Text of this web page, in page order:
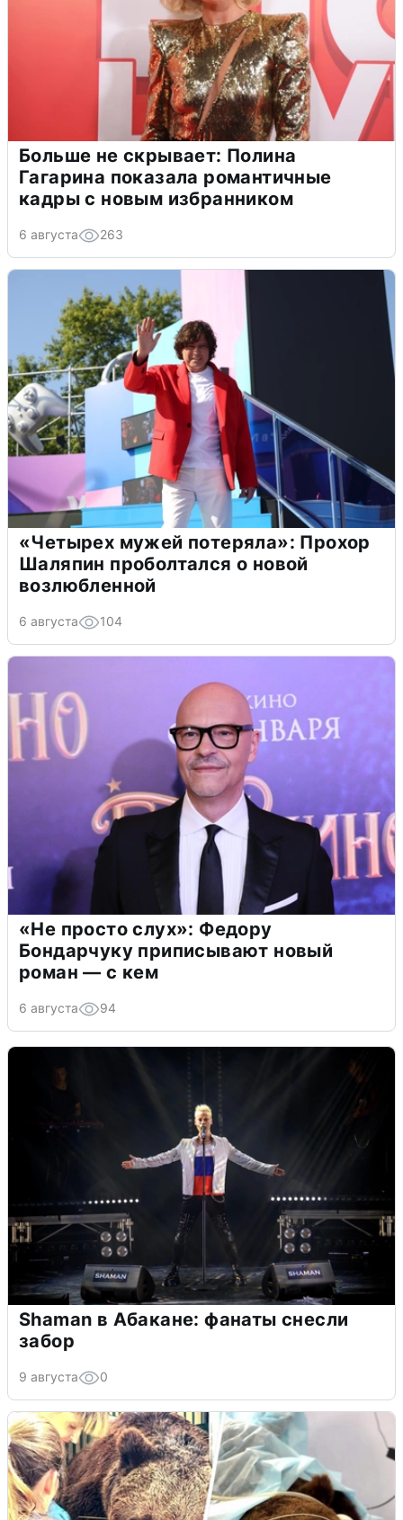
Больше не скрывает: Полина
Гагарина показала романтичные
кадры с новым избранником
6 августа 263
«Четырех мужей потеряла»: Прохор
Шаляпин проболтался о новой
возлюбленной
6 августа 104
«Не просто слух»: Федору
Бондарчуку приписывают новый
роман — с кем
6 августа 94
Shaman в Абакане: фанаты снесли
забор
9 августа 0